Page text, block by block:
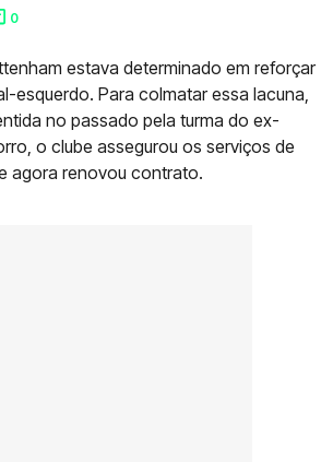
0
estava determinado em reforçar
esquerdo. Para colmatar essa lacuna,
no passado pela turma do ex-
o clube assegurou os serviços de
agora renovou contrato.